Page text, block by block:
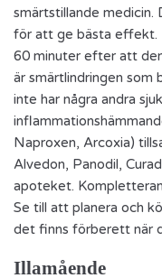
smärtstillande medicin.
för att ge bästa effekt.
60 minuter efter att
är smärtlindringen som
inte har några andra
Naproxen, Arcoxia)
Alvedon, Panodil,
apoteket.
Se till att planera och
det finns förberett när
Illamående